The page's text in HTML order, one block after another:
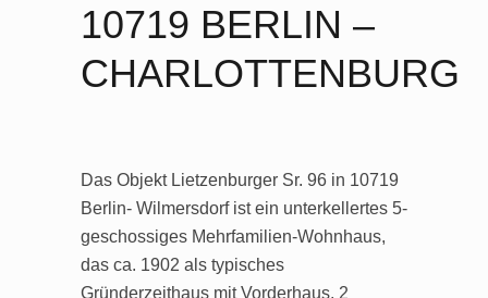
0719 BERLIN – C
HARLOTTENBURG
Das Objekt Lietzenburger Sr. 96 in 10719
Berlin- Wilmersdorf ist ein unterkellertes 5-
geschossiges Mehrfamilien-Wohnhaus,
das ca. 1902 als typisches
Gründerzeithaus mit Vorderhaus, 2